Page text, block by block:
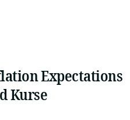
Expectations
Kurse